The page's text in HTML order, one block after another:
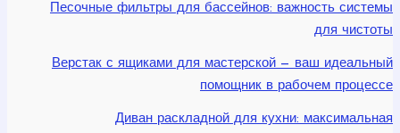
Песочные фильтры для бассейнов: важность системы
для чистоты
Верстак с ящиками для мастерской — ваш идеальный
помощник в рабочем процессе
Диван раскладной для кухни: максимальная